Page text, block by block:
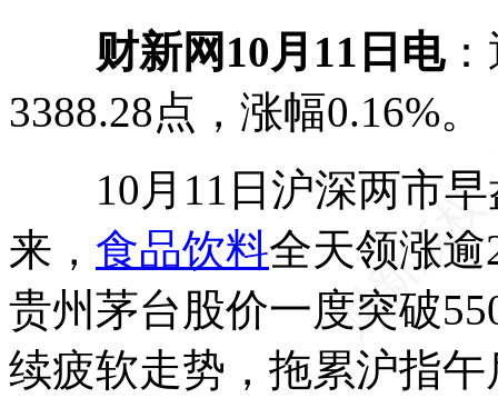
财新网10月11日电：
3388.28点，涨幅0.16%。
10月11日沪深两市早
来， 食品饮料全天领涨
贵州茅台股价一度突破
续疲软走势，拖累沪指